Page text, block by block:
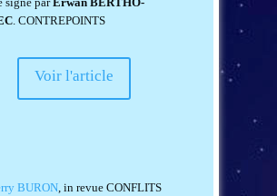
. CONTREPOINTS
Voir l'article
BURON, in revue CONFLITS